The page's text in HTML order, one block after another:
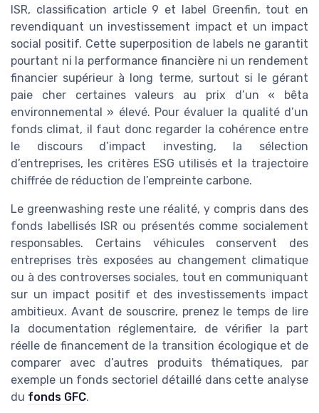
ISR, classification article 9 et label Greenfin, tout en
revendiquant un investissement impact et un impact
social positif. Cette superposition de labels ne garantit
pourtant ni la performance financière ni un rendement
financier supérieur à long terme, surtout si le gérant
paie cher certaines valeurs au prix d’un « bêta
environnemental » élevé. Pour évaluer la qualité d’un
fonds climat, il faut donc regarder la cohérence entre
le discours d’impact investing, la sélection
d’entreprises, les critères ESG utilisés et la trajectoire
chiffrée de réduction de l’empreinte carbone.
Le greenwashing reste une réalité, y compris dans des
fonds labellisés ISR ou présentés comme socialement
responsables. Certains véhicules conservent des
entreprises très exposées au changement climatique
ou à des controverses sociales, tout en communiquant
sur un impact positif et des investissements impact
ambitieux. Avant de souscrire, prenez le temps de lire
la documentation réglementaire, de vérifier la part
réelle de financement de la transition écologique et de
comparer avec d’autres produits thématiques, par
exemple un fonds sectoriel détaillé dans cette analyse
du fonds GFC.